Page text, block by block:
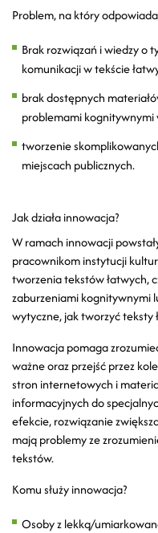
Problem, na który
Brak rozwiązań i wiedzy o
komunikacji w tekście
brak dostępnych
problemami
tworzenie
miejscach publicznych.
Jak działa innowacja?
W ramach innowacji
pracownikom instytucji
tworzenia tekstów łatwych,
zaburzeniami kognitywnymi
wytyczne, jak tworzyć teksty
Innowacja pomaga
ważne oraz przejść przez
stron internetowych i
informacyjnych do
efekcie, rozwiązanie
mają problemy ze
tekstów.
Komu służy innowacja?
Osoby z lekką/